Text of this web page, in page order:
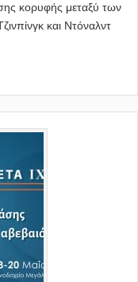
κορυφής μεταξύ των
και Ντόναλντ